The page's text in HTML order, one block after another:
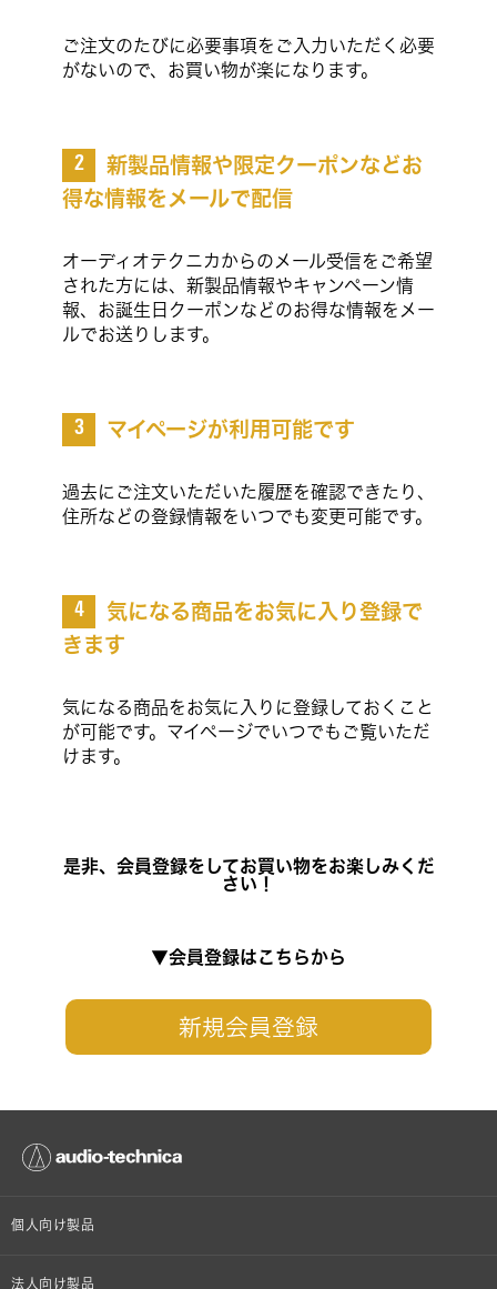
ご注文のたびに必要事項をご入力いただく必要
がないので、お買い物が楽になります。
2
新製品情報や限定クーポンなどお
得な情報をメールで配信
オーディオテクニカからのメール受信をご希望
された方には、新製品情報やキャンペーン情
報、お誕生日クーポンなどのお得な情報をメー
ルでお送りします。
3 マイページが利用可能です
過去にご注文いただいた履歴を確認できたり、
住所などの登録情報をいつでも変更可能です。
4
気になる商品をお気に入り登録で
きます
気になる商品をお気に入りに登録しておくこと
が可能です。マイページでいつでもご覧いただ
けます。
是非、会員登録をしてお買い物をお楽しみくだ
さい！
▼会員登録はこちらから
新規会員登録
個人向け製品
オンラインストア限定
法人向け製品